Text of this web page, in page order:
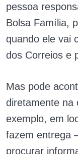
pessoa
Bolsa Família,
quando ele vai
dos Correios e
Mas pode
diretamente
exemplo, em
fazem entrega
procurar